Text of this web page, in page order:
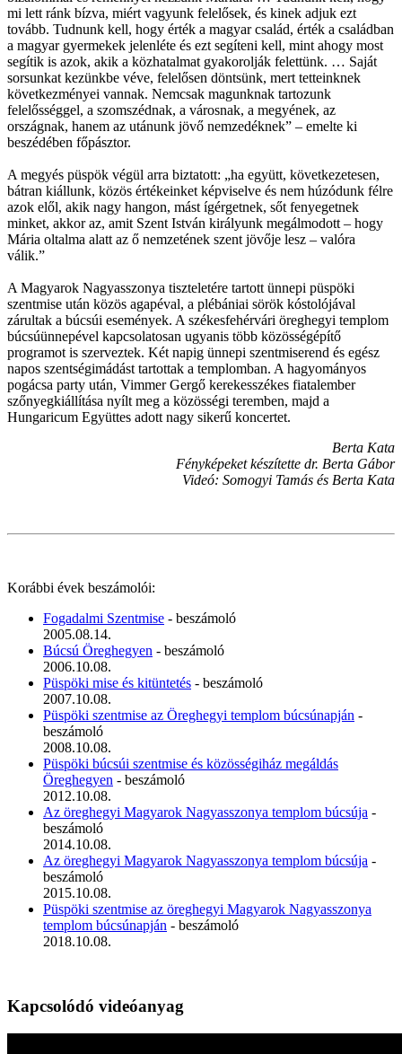
mi lett ránk bízva, miért vagyunk felelősek, és kinek adjuk ezt
tovább. Tudnunk kell, hogy érték a magyar család, érték a családban
a magyar gyermekek jelenléte és ezt segíteni kell, mint ahogy most
segítik is azok, akik a közhatalmat gyakorolják felettünk. … Saját
sorsunkat kezünkbe véve, felelősen döntsünk, mert tetteinknek
következményei vannak. Nemcsak magunknak tartozunk
felelősséggel, a szomszédnak, a városnak, a megyének, az
országnak, hanem az utánunk jövő nemzedéknek” – emelte ki
beszédében főpásztor.
A megyés püspök végül arra biztatott: „ha együtt, következetesen,
bátran kiállunk, közös értékeinket képviselve és nem húzódunk félre
azok elől, akik nagy hangon, mást ígérgetnek, sőt fenyegetnek
minket, akkor az, amit Szent István királyunk megálmodott – hogy
Mária oltalma alatt az ő nemzetének szent jövője lesz – valóra
válik.”
A Magyarok Nagyasszonya tiszteletére tartott ünnepi püspöki
szentmise után közös agapéval, a plébániai sörök kóstolójával
zárultak a búcsúi események. A székesfehérvári öreghegyi templom
búcsúünnepével kapcsolatosan ugyanis több közösségépítő
programot is szerveztek. Két napig ünnepi szentmiserend és egész
napos szentségimádást tartottak a templomban. A hagyományos
pogácsa party után, Vimmer Gergő kerekesszékes fiatalember
szőnyegkiállítása nyílt meg a közösségi teremben, majd a
Hungaricum Együttes adott nagy sikerű koncertet.
Berta Kata
Fényképeket készítette dr. Berta Gábor
Videó: Somogyi Tamás és Berta Kata
Korábbi évek beszámolói:
Fogadalmi Szentmise - beszámoló
2005.08.14.
Búcsú Öreghegyen - beszámoló
2006.10.08.
Püspöki mise és kitüntetés - beszámoló
2007.10.08.
Püspöki szentmise az Öreghegyi templom búcsúnapján -
beszámoló
2008.10.08.
Püspöki búcsúi szentmise és közösségiház megáldás
Öreghegyen - beszámoló
2012.10.08.
Az öreghegyi Magyarok Nagyasszonya templom búcsúja -
beszámoló
2014.10.08.
Az öreghegyi Magyarok Nagyasszonya templom búcsúja -
beszámoló
2015.10.08.
Püspöki szentmise az öreghegyi Magyarok Nagyasszonya
templom búcsúnapján - beszámoló
2018.10.08.
Kapcsolódó videóanyag